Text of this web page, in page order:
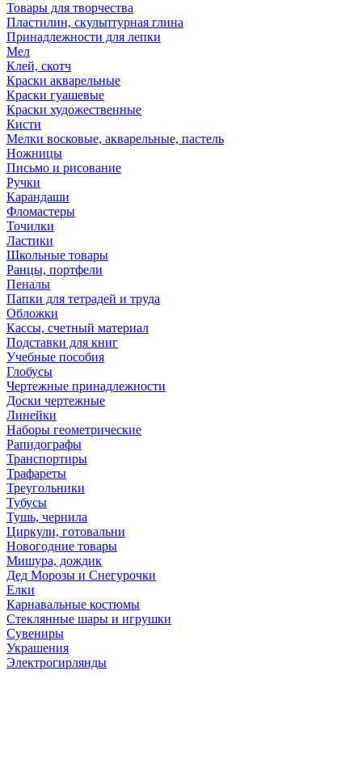
Товары для творчества
Пластилин, скульптурная глина
Принадлежности для лепки
Мел
Клей, скотч
Краски акварельные
Краски гуашевые
Краски художественные
Кисти
Мелки восковые, акварельные, пастель
Ножницы
Письмо и рисование
Ручки
Карандаши
Фломастеры
Точилки
Ластики
Школьные товары
Ранцы, портфели
Пеналы
Папки для тетрадей и труда
Обложки
Кассы, счетный материал
Подставки для книг
Учебные пособия
Глобусы
Чертежные принадлежности
Доски чертежные
Линейки
Наборы геометрические
Рапидографы
Транспортиры
Трафареты
Треугольники
Тубусы
Тушь, чернила
Циркули, готовальни
Новогодние товары
Мишура, дождик
Дед Морозы и Снегурочки
Елки
Карнавальные костюмы
Стеклянные шары и игрушки
Сувениры
Украшения
Электрогирлянды